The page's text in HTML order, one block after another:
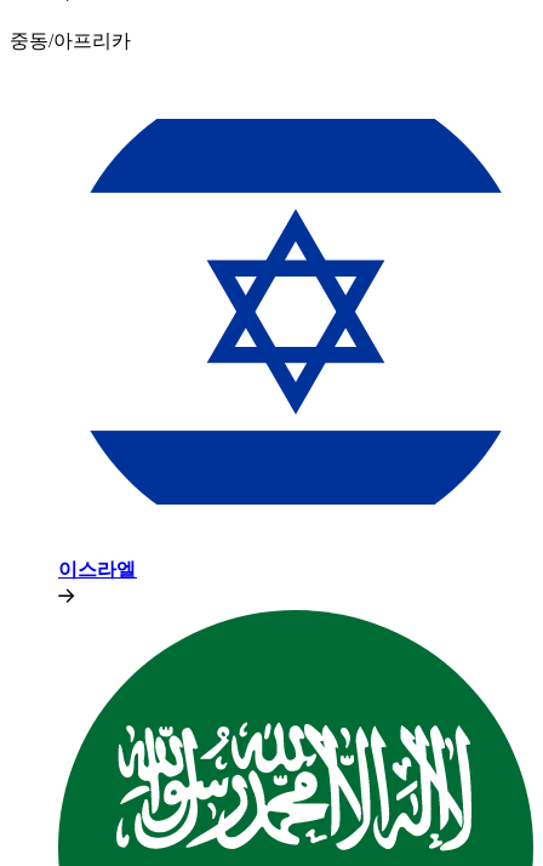
중동/아프리카​​
이스라엘​​